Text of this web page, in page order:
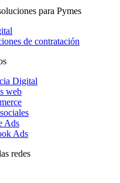
para Pymes
de contratación
Digital
web
Ads
Ads
redes